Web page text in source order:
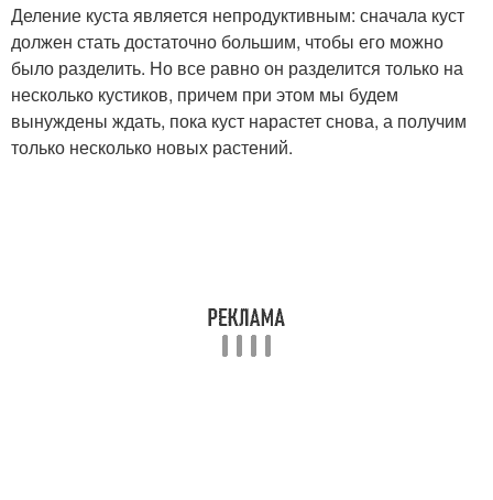
Деление куста является непродуктивным: сначала куст
должен стать достаточно большим, чтобы его можно
было разделить. Но все равно он разделится только на
несколько кустиков, причем при этом мы будем
вынуждены ждать, пока куст нарастет снова, а получим
только несколько новых растений.